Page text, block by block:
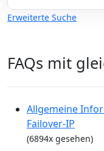
Erweiterte Suche
FAQs mit
Allgemeine
Failover-IP
(6894x gesehen)